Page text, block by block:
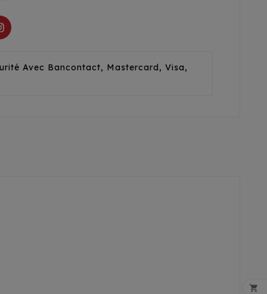
Avec Bancontact, Mastercard, Visa,
